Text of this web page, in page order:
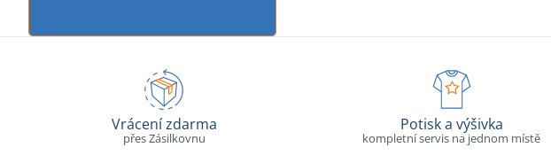
Vrácení zdarma
přes Zásilkovnu
Potisk a výšivka
kompletní servis na jednom místě